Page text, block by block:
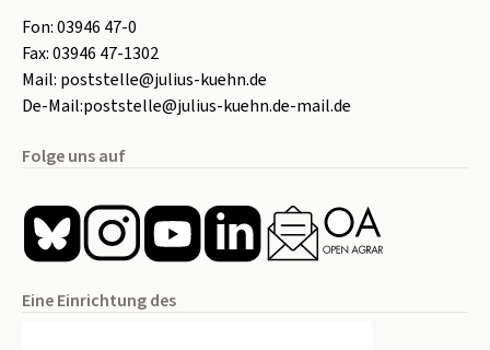
Fon:03946 47-0
Fax:03946 47-1302
Mail: poststelle@julius-kuehn.de
De-Mail:poststelle@julius-kuehn.de-mail.de
Folge uns auf
Eine Einrichtung des